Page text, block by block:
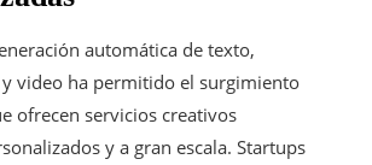
automática de texto,
video ha permitido el surgimiento
ofrecen servicios creativos
y a gran escala. Startups